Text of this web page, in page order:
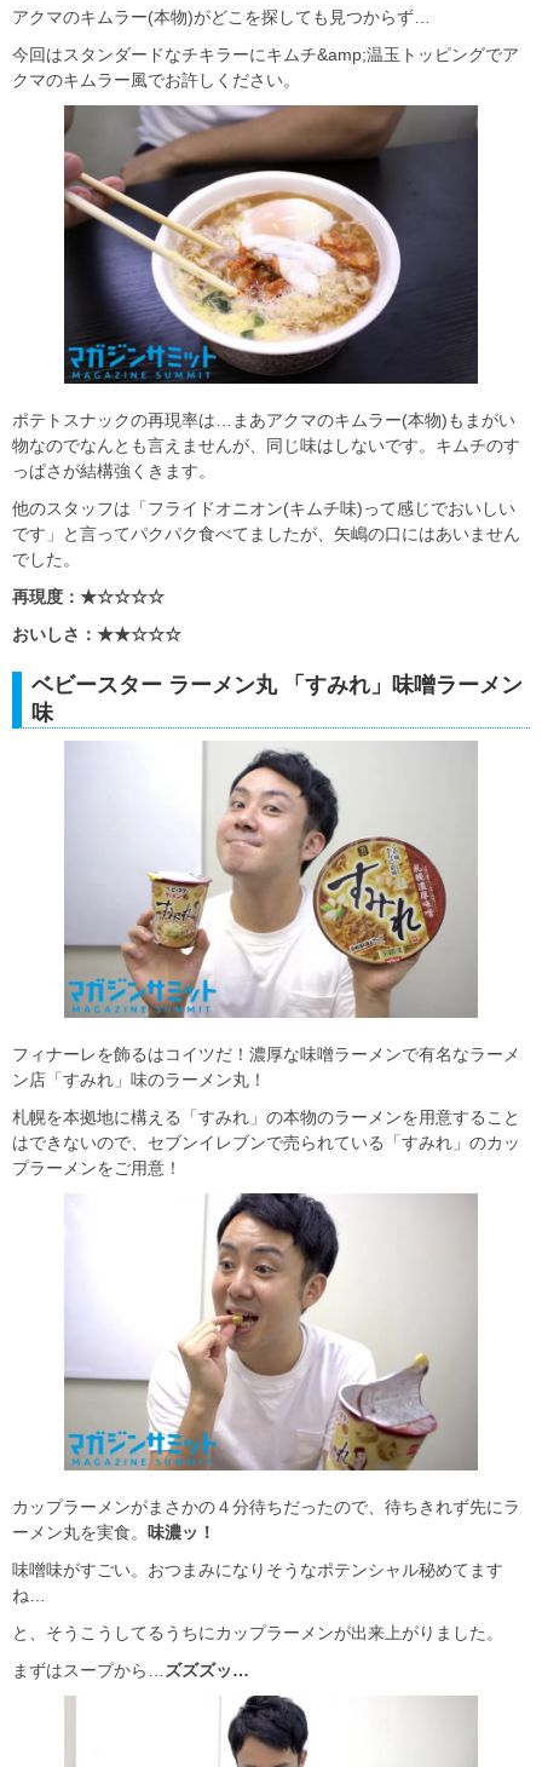
アクマのキムラー(本物)がどこを探しても見つからず…
今回はスタンダードなチキラーにキムチ&amp;温玉トッピングでア
クマのキムラー風でお許しください。
ポテトスナックの再現率は…まあアクマのキムラー(本物)もまがい
物なのでなんとも言えませんが、同じ味はしないです。キムチのす
っぱさが結構強くきます。
他のスタッフは「フライドオニオン(キムチ味)って感じでおいしい
です」と言ってパクパク食べてましたが、矢嶋の口にはあいません
でした。
再現度：★☆☆☆☆
おいしさ：★★☆☆☆
ベビースター ラーメン丸 「すみれ」味噌ラーメン
味
フィナーレを飾るはコイツだ！濃厚な味噌ラーメンで有名なラーメ
ン店「すみれ」味のラーメン丸！
札幌を本拠地に構える「すみれ」の本物のラーメンを用意すること
はできないので、セブンイレブンで売られている「すみれ」のカッ
プラーメンをご用意！
カップラーメンがまさかの４分待ちだったので、待ちきれず先にラ
ーメン丸を実食。 味濃ッ！
味噌味がすごい。おつまみになりそうなポテンシャル秘めてます
ね…
と、そうこうしてるうちにカップラーメンが出来上がりました。
まずはスープから…ズズズッ…